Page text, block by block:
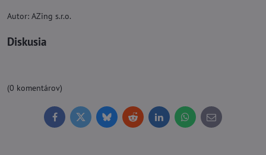
Autor: AZing s.r.o.
Diskusia
(0 komentárov)
FacebookTwitterBlueskyReddit LinkedInWhatsApp
E-
mail